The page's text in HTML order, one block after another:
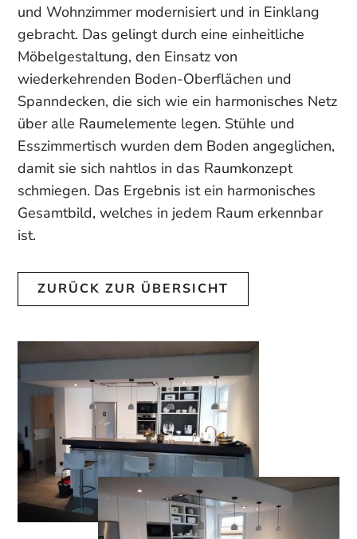
und Wohnzimmer modernisiert und in Einklang
gebracht. Das gelingt durch eine einheitliche
Möbelgestaltung, den Einsatz von
wiederkehrenden Boden-Oberflächen und
Spanndecken, die sich wie ein harmonisches Netz
über alle Raumelemente legen. Stühle und
Esszimmertisch wurden dem Boden angeglichen,
damit sie sich nahtlos in das Raumkonzept
schmiegen. Das Ergebnis ist ein harmonisches
Gesamtbild, welches in jedem Raum erkennbar
ist.
ZURÜCK ZUR ÜBERSICHT